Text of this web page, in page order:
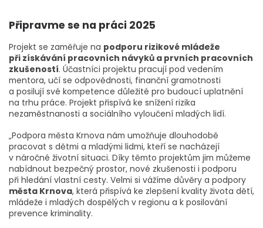
Připravme se na práci 2025
Projekt se zaměřuje na podporu rizikové mládeže
při získávání pracovních návyků a prvních pracovních
zkušeností. Účastníci projektu pracují pod vedením
mentora, učí se odpovědnosti, finanční gramotnosti
a posilují své kompetence důležité pro budoucí uplatnění
na trhu práce. Projekt přispívá ke snížení rizika
nezaměstnanosti a sociálního vyloučení mladých lidí.
„Podpora města Krnova nám umožňuje dlouhodobě
pracovat s dětmi a mladými lidmi, kteří se nacházejí
v náročné životní situaci. Díky těmto projektům jim můžeme
nabídnout bezpečný prostor, nové zkušenosti i podporu
při hledání vlastní cesty. Velmi si vážíme důvěry a podpory
města Krnova, která přispívá ke zlepšení kvality života dětí,
mládeže i mladých dospělých v regionu a k posilování
prevence kriminality.